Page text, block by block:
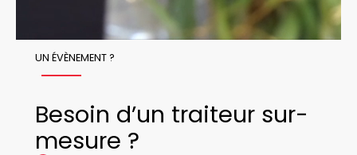
UN ÉVÈNEMENT ?
Besoin d’un traiteur sur-
mesure ?